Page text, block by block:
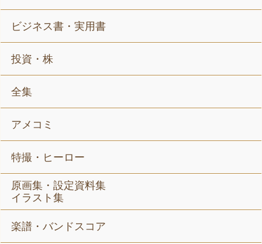
ビジネス書・実用書
投資・株
全集
アメコミ
特撮・ヒーロー
原画集・設定資料集
イラスト集
楽譜・バンドスコア